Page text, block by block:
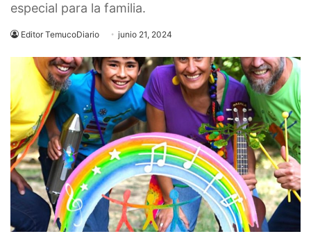
especial para la familia.
Editor TemucoDiario junio 21, 2024